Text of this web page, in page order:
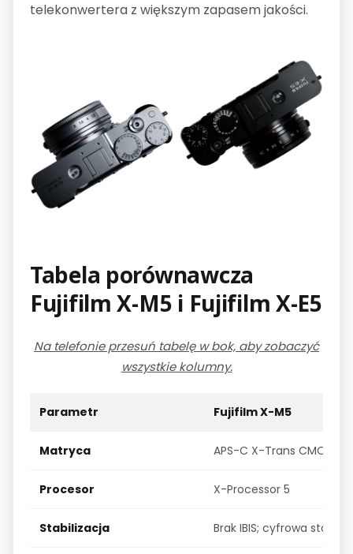
telekonwertera z większym zapasem jakości.
Tabela porównawcza
Fujifilm X-M5 i Fujifilm X-E5
Na telefonie przesuń tabelę w bok, aby zobaczyć
wszystkie kolumny.
Parametr Fujifilm X-M5
Matryca APS-C X-Trans CMOS 4,
Procesor X-Processor 5
Stabilizacja Brak IBIS; cyfrowa